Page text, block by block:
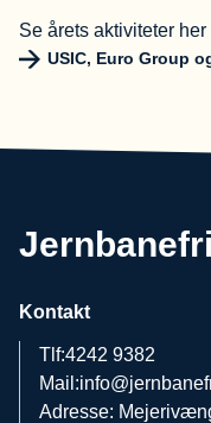
Se årets aktiviteter her
USIC, Euro Group
Kontakt
Tlf:4242 9382
Mail:
Adresse: